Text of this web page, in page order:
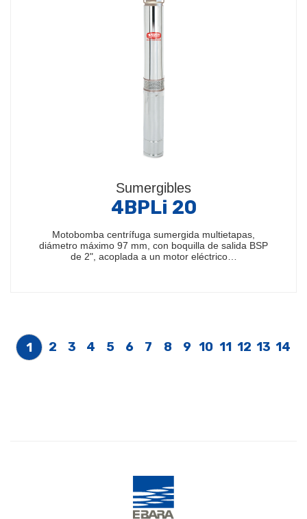
Sumergibles
4BPLi 20
Motobomba centrífuga sumergida multietapas,
diámetro máximo 97 mm, con boquilla de salida BSP
de 2", acoplada a un motor eléctrico…
1 2 3 4 5 6 7 8 9 10 11 12 13 14